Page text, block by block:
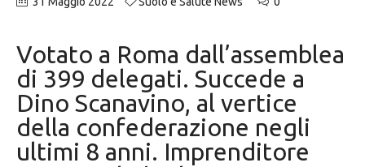
Votato a Roma dall’assemblea
di 399 delegati. Succede a
Dino Scanavino, al vertice
della confederazione negli
ultimi 8 anni. Imprenditore